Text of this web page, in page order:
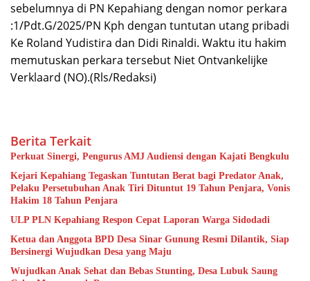
sebelumnya di PN Kepahiang dengan nomor perkara
:1/Pdt.G/2025/PN Kph dengan tuntutan utang pribadi
Ke Roland Yudistira dan Didi Rinaldi. Waktu itu hakim
memutuskan perkara tersebut Niet Ontvankelijke
Verklaard (NO).(Rls/Redaksi)
Berita Terkait
Perkuat Sinergi, Pengurus AMJ Audiensi dengan Kajati Bengkulu
Kejari Kepahiang Tegaskan Tuntutan Berat bagi Predator Anak,
Pelaku Persetubuhan Anak Tiri Dituntut 19 Tahun Penjara, Vonis
Hakim 18 Tahun Penjara
ULP PLN Kepahiang Respon Cepat Laporan Warga Sidodadi
Ketua dan Anggota BPD Desa Sinar Gunung Resmi Dilantik, Siap
Bersinergi Wujudkan Desa yang Maju
Wujudkan Anak Sehat dan Bebas Stunting, Desa Lubuk Saung